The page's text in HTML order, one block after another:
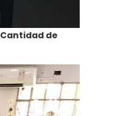
Cantidad de